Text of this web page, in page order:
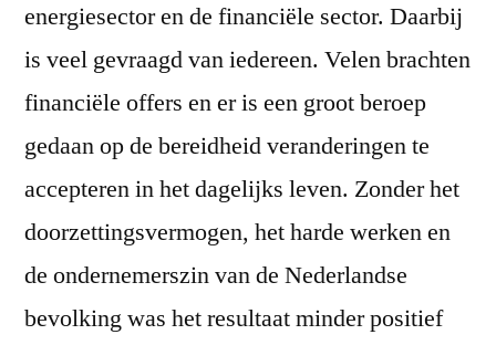
energiesector en de financiële sector. Daarbij
is veel gevraagd van iedereen. Velen brachten
financiële offers en er is een groot beroep
gedaan op de bereidheid veranderingen te
accepteren in het dagelijks leven. Zonder het
doorzettingsvermogen, het harde werken en
de ondernemerszin van de Nederlandse
bevolking was het resultaat minder positief